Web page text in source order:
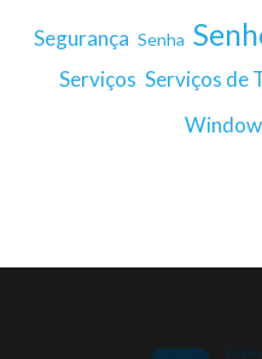
Segurança Senha
Serviços Serviços de